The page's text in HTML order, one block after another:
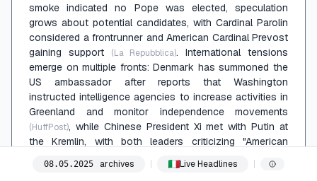
smoke indicated no Pope was elected, speculation
grows about potential candidates, with Cardinal Parolin
considered a frontrunner and American Cardinal Prevost
gaining support
(La Repubblica). International tensions
emerge on multiple fronts: Denmark has summoned the
US ambassador after reports that Washington
instructed intelligence agencies to increase activities in
Greenland and monitor independence movements
(HuffPost), while Chinese President Xi met with Putin at
the Kremlin, with both leaders criticizing "American
08.05.2025 archives Live Headlines